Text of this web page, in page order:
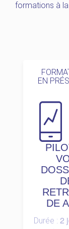
formations à la
EN
DE
Durée : 2